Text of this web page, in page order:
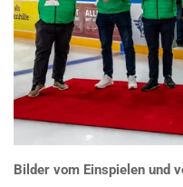
Bilder vom Einspielen und